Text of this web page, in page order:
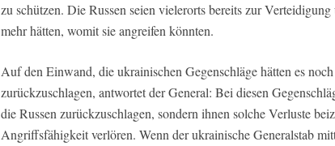
zu schützen. Die Russen seien vielerorts bereits zur
mehr hätten, womit sie angreifen könnten.
Auf den Einwand, die ukrainischen Gegenschläge hätten es
zurückzuschlagen, antwortet der General: Bei diesen
die Russen zurückzuschlagen, sondern ihnen solche Verluste
Angriffsfähigkeit verlören. Wenn der ukrainische Generalstab